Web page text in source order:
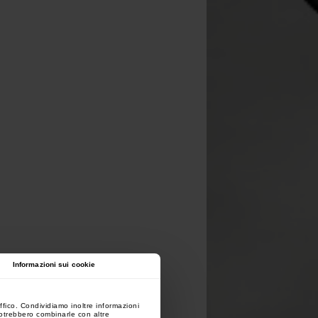
Informazioni sui cookie
Condividiamo inoltre informazioni
combinarle con altre